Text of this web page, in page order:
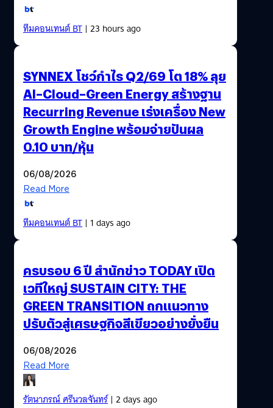
ทีมคอนเทนต์ BT| 23 hours ago
SYNNEX โชว์กำไร Q2/69 โต 18% ลุย
AI–Cloud–Green Energy สร้างฐาน
Recurring Revenue เร่งเครื่อง New
Growth Engine พร้อมจ่ายปันผล
0.10 บาท/หุ้น
06/08/2026
Read More
ทีมคอนเทนต์ BT| 1 days ago
ครบรอบ 6 ปี สำนักข่าว TODAY เปิด
เวทีใหญ่ SUSTAIN CITY: THE
GREEN TRANSITION ถกแนวทาง
ปรับตัวสู่เศรษฐกิจสีเขียวอย่างยั่งยืน
06/08/2026
Read More
รัตนาภรณ์ ศรีนวลจันทร์| 2 days ago